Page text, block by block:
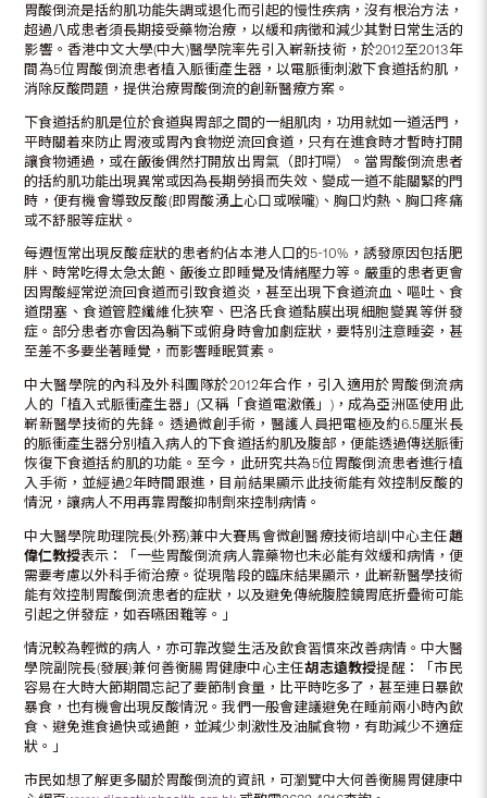
胃酸倒流是括約肌功能失調或退化而引起的慢性疾病，沒有根治方法，
超過八成患者須長期接受藥物治療，以緩和病徵和減少其對日常生活的
影響。香港中文大學(中大)醫學院率先引入嶄新技術，於2012至2013年
間為5位胃酸倒流患者植入脈衝產生器，以電脈衝刺激下食道括約肌，
消除反酸問題，提供治療胃酸倒流的創新醫療方案。
下食道括約肌是位於食道與胃部之間的一組肌肉，功用就如一道活門，
平時關着來防止胃液或胃內食物逆流回食道，只有在進食時才暫時打開
讓食物通過，或在飯後偶然打開放出胃氣（即打嗝）。當胃酸倒流患者
的括約肌功能出現異常或因為長期勞損而失效、變成一道不能關緊的門
時，便有機會導致反酸(即胃酸湧上心口或喉嚨)、胸口灼熱、胸口疼痛
或不舒服等症狀。
每週恆常出現反酸症狀的患者約佔本港人口的5-10%，誘發原因包括肥
胖、時常吃得太急太飽、飯後立即睡覺及情緒壓力等。嚴重的患者更會
因胃酸經常逆流回食道而引致食道炎，甚至出現下食道流血、嘔吐、食
道閉塞、食道管腔纖維化狹窄、巴洛氏食道黏膜出現細胞變異等併發
症。部分患者亦會因為躺下或俯身時會加劇症狀，要特別注意睡姿，甚
至差不多要坐著睡覺，而影響睡眠質素。
中大醫學院的內科及外科團隊於2012年合作，引入適用於胃酸倒流病
人的「植入式脈衝產生器」(又稱「食道電激儀」)，成為亞洲區使用此
嶄新醫學技術的先鋒。透過微創手術，醫護人員把電極及約6.5厘米長
的脈衝產生器分別植入病人的下食道括約肌及腹部，便能透過傳送脈衝
恢復下食道括約肌的功能。至今，此研究共為5位胃酸倒流患者進行植
入手術，並經過2年時間跟進，目前結果顯示此技術能有效控制反酸的
情況，讓病人不用再靠胃酸抑制劑來控制病情。
中大醫學院助理院長(外務)兼中大賽馬會微創醫療技術培訓中心主任趙
偉仁教授表示：「一些胃酸倒流病人靠藥物也未必能有效緩和病情，便
需要考慮以外科手術治療。從現階段的臨床結果顯示，此嶄新醫學技術
能有效控制胃酸倒流患者的症狀，以及避免傳統腹腔鏡胃底折疊術可能
引起之併發症，如吞嚥困難等。」
情況較為輕微的病人，亦可靠改變生活及飲食習慣來改善病情。中大醫
學院副院長(發展)兼何善衡腸胃健康中心主任胡志遠教授提醒：「市民
容易在大時大節期間忘記了要節制食量，比平時吃多了，甚至連日暴飲
暴食，也有機會出現反酸情況。我們一般會建議避免在睡前兩小時內飲
食、避免進食過快或過飽，並減少刺激性及油膩食物，有助減少不適症
狀。」
市民如想了解更多關於胃酸倒流的資訊，可瀏覽中大何善衡腸胃健康中